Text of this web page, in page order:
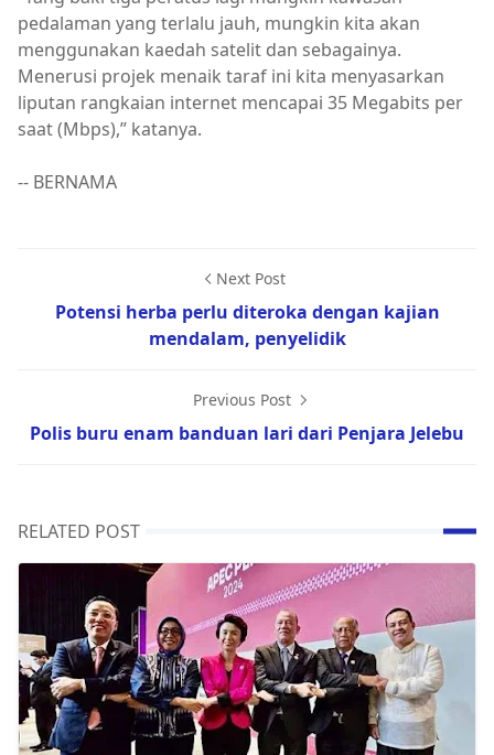
pedalaman yang terlalu jauh, mungkin kita akan
menggunakan kaedah satelit dan sebagainya.
Menerusi projek menaik taraf ini kita menyasarkan
liputan rangkaian internet mencapai 35 Megabits per
saat (Mbps),” katanya.
-- BERNAMA
Next Post
Potensi herba perlu diteroka dengan kajian
mendalam, penyelidik
Previous Post
Polis buru enam banduan lari dari Penjara Jelebu
RELATED POST